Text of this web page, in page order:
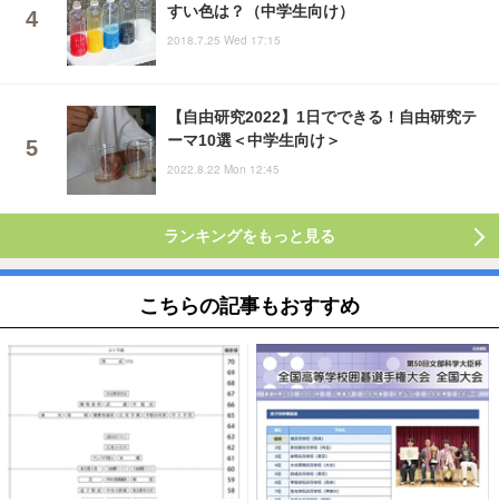
すい色は？（中学生向け）
2018.7.25 Wed 17:15
【自由研究2022】1日でできる！自由研究テ
ーマ10選＜中学生向け＞
2022.8.22 Mon 12:45
ランキングをもっと見る
こちらの記事もおすすめ